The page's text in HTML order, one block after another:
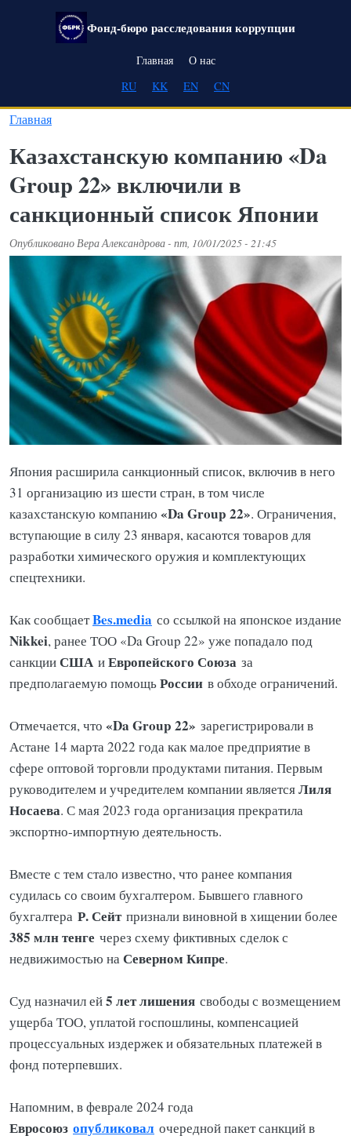
Перейти к основному содержанию
Фонд-бюро расследования коррупции
Main navigation
Главная
О нас
RU
KK EN CN
Главная
Казахстанскую компанию «Da
Group 22» включили в
санкционный список Японии
ОпубликованоВера Александрова- пт, 10/01/2025 - 21:45
Япония расширила санкционный список, включив в него
31 организацию из шести стран, в том числе
казахстанскую компанию «Da Group 22». Ограничения,
вступающие в силу 23 января, касаются товаров для
разработки химического оружия и комплектующих
спецтехники.
Как сообщаетBes.media со ссылкой на японское издание
Nikkei, ранее ТОО «Da Group 22» уже попадало под
санкцииСША иЕвропейского Союза за
предполагаемую помощьРоссии в обходе ограничений.
Отмечается, что «Da Group 22» зарегистрировали в
Астане 14 марта 2022 года как малое предприятие в
сфере оптовой торговли продуктами питания. Первым
руководителем и учредителем компании являетсяЛиля
Носаева. С мая 2023 года организация прекратила
экспортно-импортную деятельность.
Вместе с тем стало известно, что ранее компания
судилась со своим бухгалтером. Бывшего главного
бухгалтера Р. Сейтпризнали виновной в хищении более
385 млн тенге через схему фиктивных сделок с
недвижимостью наСеверном Кипре.
Суд назначил ей5 лет лишения свободы с возмещением
ущерба ТОО, уплатой госпошлины, компенсацией
процессуальных издержек и обязательных платежей в
фонд потерпевших.
Напомним, в феврале 2024 года
Евросоюз опубликовал очередной пакет санкций в